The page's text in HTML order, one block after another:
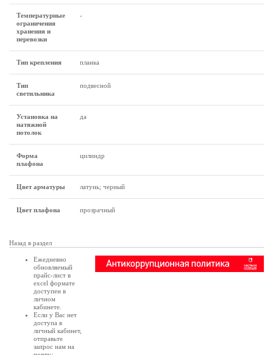
Температурные
ограничения
хранения и
перевозки
-
Тип крепления планка
Тип
светильника
подвесной
Установка на
натяжной
потолок
да
Форма
плафона
цилиндр
Цвет арматуры латунь; черный
Цвет плафона прозрачный
Назад в раздел
Ежедневно
обновляемый
прайс-лист в
excel формате
доступен в
личном
кабинете
Если у Вас нет
доступа в
личный кабинет,
отправьте
запрос нам на